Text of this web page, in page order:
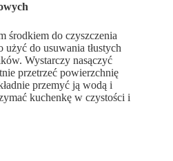
środkiem do czyszczenia
do usuwania tłustych
Wystarczy nasączyć
przetrzeć powierzchnię
przemyć ją wodą i
kuchenkę w czystości i